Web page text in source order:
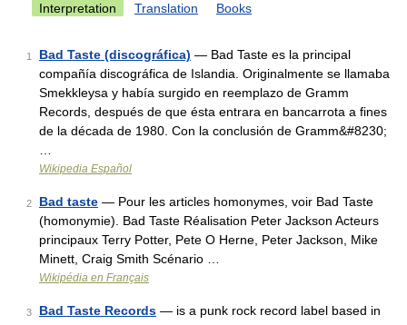
Interpretation Translation Books
1 Bad Taste (discográfica) — Bad Taste es la principal
compañía discográfica de Islandia. Originalmente se llamaba
Smekkleysa y había surgido en reemplazo de Gramm
Records, después de que ésta entrara en bancarrota a fines
de la década de 1980. Con la conclusión de Gramm&#8230;
Wikipedia Español
2 Bad taste — Pour les articles homonymes, voir Bad Taste
(homonymie). Bad Taste Réalisation Peter Jackson Acteurs
principaux Terry Potter, Pete O Herne, Peter Jackson, Mike
Minett, Craig Smith Scénario …
Wikipédia en Français
3 Bad Taste Records — is a punk rock record label based in